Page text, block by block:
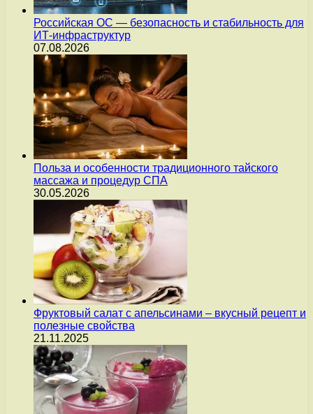
Российская ОС — безопасность и стабильность для
ИТ-инфраструктур
07.08.2026
Польза и особенности традиционного тайского
массажа и процедур СПА
30.05.2026
Фруктовый салат с апельсинами – вкусный рецепт и
полезные свойства
21.11.2025